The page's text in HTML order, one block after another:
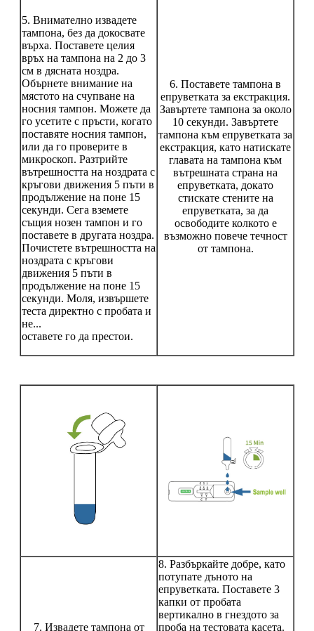
5. Внимателно извадете
тампона, без да докосвате
върха. Поставете целия
връх на тампона на 2 до 3
см в дясната ноздра.
Обърнете внимание на
мястото на счупване на
носния тампон. Можете да
го усетите с пръсти, когато
поставяте носния тампон,
или да го проверите в
микроскоп. Разтрийте
вътрешността на ноздрата с
кръгови движения 5 пъти в
продължение на поне 15
секунди. Сега вземете
същия нозен тампон и го
поставете в другата ноздра.
Почистете вътрешността на
ноздрата с кръгови
движения 5 пъти в
продължение на поне 15
секунди. Моля, извършете
теста директно с пробата и
не...
оставете го да престои.
6. Поставете тампона в
епруветката за екстракция.
Завъртете тампона за около
10 секунди. Завъртете
тампона към епруветката за
екстракция, като натискате
главата на тампона към
вътрешната страна на
епруветката, докато
стискате стените на
епруветката, за да
освободите колкото е
възможно повече течност
от тампона.
7. Извадете тампона от
8. Разбъркайте добре, като
потупате дъното на
епруветката. Поставете 3
капки от пробата
вертикално в гнездото за
проба на тестовата касета.